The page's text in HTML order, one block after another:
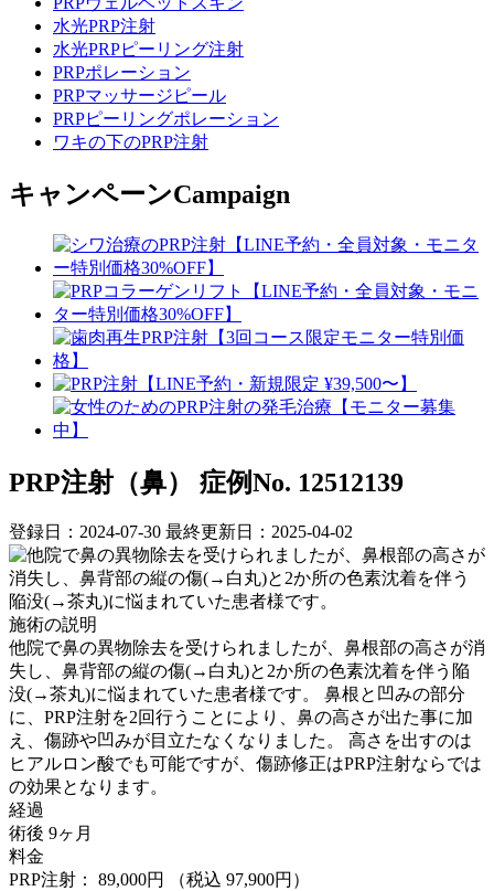
水光PRP注射
水光PRPピーリング注射
PRPポレーション
PRPマッサージピール
PRPピーリングポレーション
ワキの下のPRP注射
キャンペーンCampaign
PRP注射（鼻） 症例No. 12512139
登録日：2024-07-30 最終更新日：2025-04-02
施術の説明
他院で鼻の異物除去を受けられましたが、鼻根部の高さが消
失し、鼻背部の縦の傷(→白丸)と2か所の色素沈着を伴う陥
没(→茶丸)に悩まれていた患者様です。 鼻根と凹みの部分
に、PRP注射を2回行うことにより、鼻の高さが出た事に加
え、傷跡や凹みが目立たなくなりました。 ⁡高さを出すのは
ヒアルロン酸でも可能ですが、傷跡修正はPRP注射ならでは
の効果となります。
経過
術後 9ヶ月
料金
PRP注射： 89,000円
（税込 97,900円）